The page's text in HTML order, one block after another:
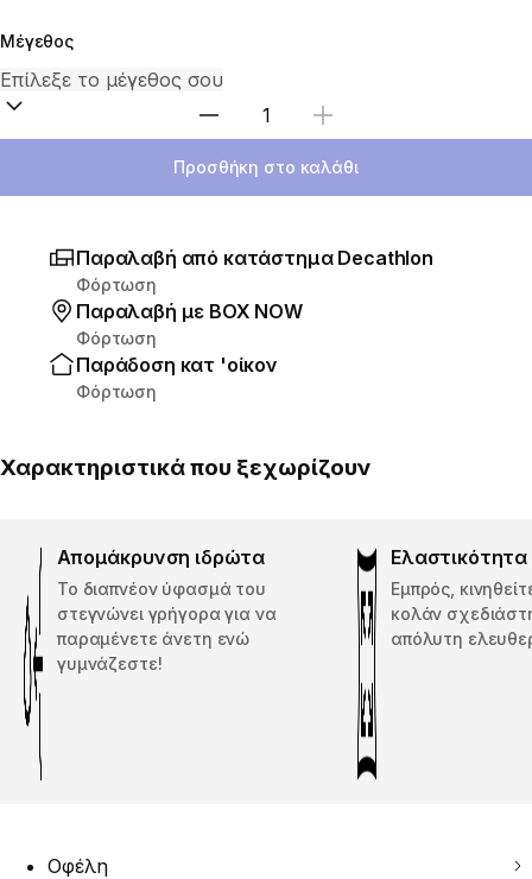
Μέγεθος
Επιλέξτε ποσότητα
Προσθήκη στο καλάθι
Παραλαβή από κατάστημα Decathlon
Φόρτωση
Παραλαβή με ΒΟΧ ΝΟW
Φόρτωση
Παράδοση κατ 'οίκον
Φόρτωση
Χαρακτηριστικά που ξεχωρίζουν
Απομάκρυνση ιδρώτα
Το διαπνέον ύφασμά του
στεγνώνει γρήγορα για να
παραμένετε άνετη ενώ
γυμνάζεστε!
Ελαστικότητα
Εμπρός,
κολάν
απόλυτη
Οφέλη